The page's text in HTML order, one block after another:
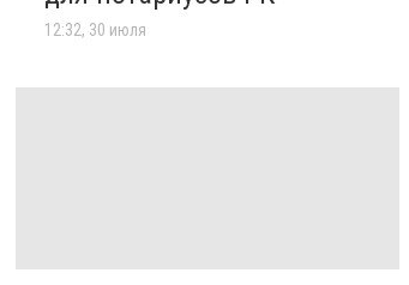
12:32, 30 июля